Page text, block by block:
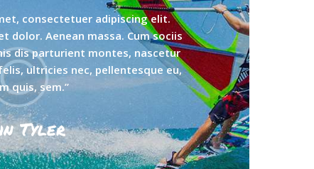
consectetuer adipiscing elit.
dolor. Aenean massa. Cum sociis
dis parturient montes, nascetur
ultricies nec, pellentesque eu,
quis, sem.”
Tyler